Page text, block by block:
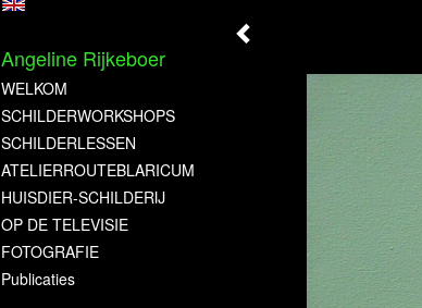
Angeline Rijkeboer
WELKOM
SCHILDERWORKSHOPS
SCHILDERLESSEN
ATELIERROUTEBLARICUM
HUISDIER-SCHILDERIJ
OP DE TELEVISIE
FOTOGRAFIE
Publicaties